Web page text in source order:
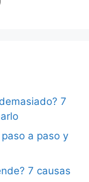
7
a paso y
7 causas